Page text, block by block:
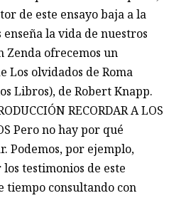
de este ensayo baja a la
enseña la vida de nuestros
Zenda ofrecemos un
Los olvidados de Roma
Libros), de Robert Knapp.
RECORDAR A LOS
Pero no hay por qué
Podemos, por ejemplo,
testimonios de este
tiempo consultando con